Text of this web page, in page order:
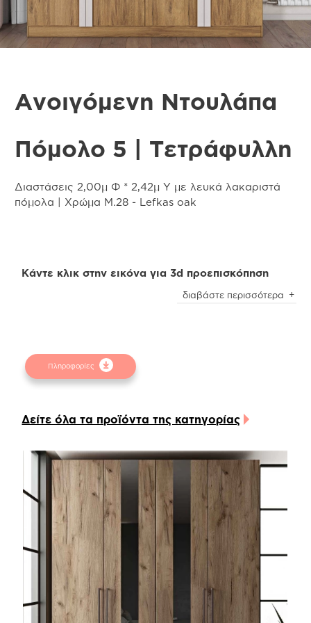
Ανοιγόμενη Ντουλάπα
Πόμολο 5 | Τετράφυλλη
Διαστάσεις 2,00μ Φ * 2,42μ Υ με λευκά λακαριστά
πόμολα | Χρώμα Μ.28 - Lefkas oak
Κάντε κλικ στην εικόνα για 3d προεπισκόπηση
! Ενδέχεται να υπάρχει μικρή χρωματική
δειγματολόγια στα φυσικά καταστήματα.
διαβάστε περισσότερα
Πληροφορίες
Δείτε όλα τα προϊόντα της κατηγορίας